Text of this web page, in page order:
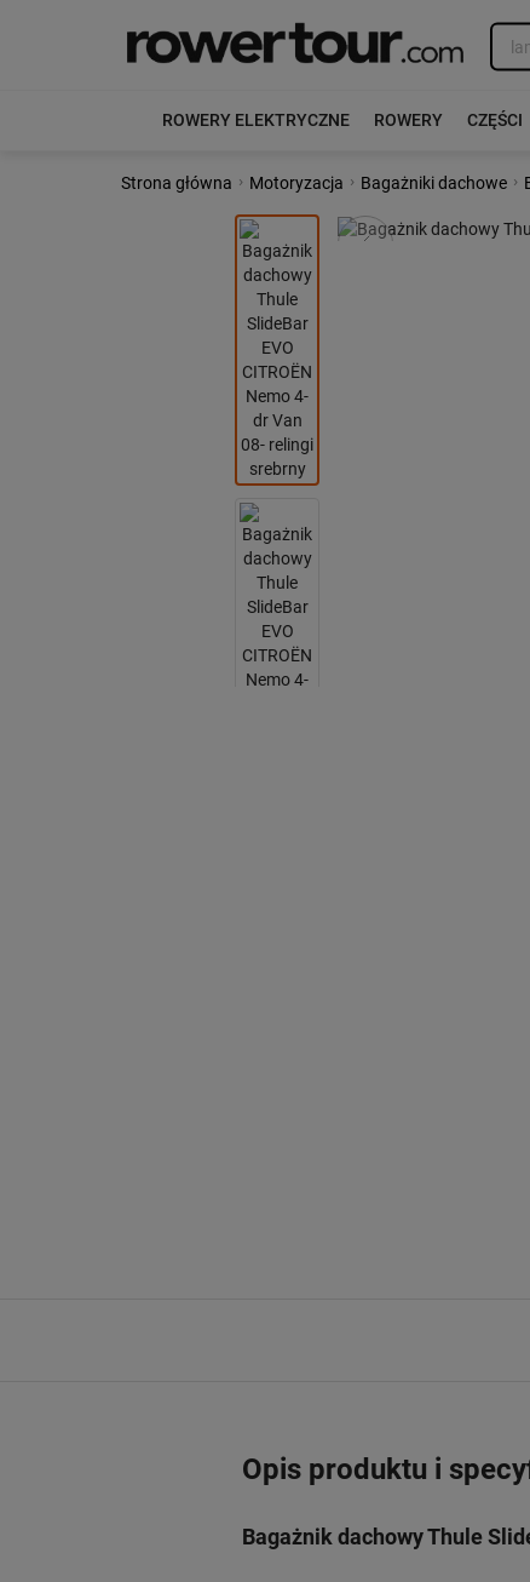
ROWERY ELEKTRYCZNE ROWERY CZĘŚCI
Strona główna › Motoryzacja › Bagażniki dachowe ›
Poprzedni
Opis produktu i
Bagażnik dachowy Thule